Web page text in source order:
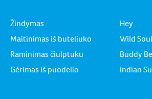
Žindymas
Maitinimas iš buteliuko
Raminimas čiulptuku
Gėrimas iš puodelio
Hey
Wild Soul
Buddy
Indian